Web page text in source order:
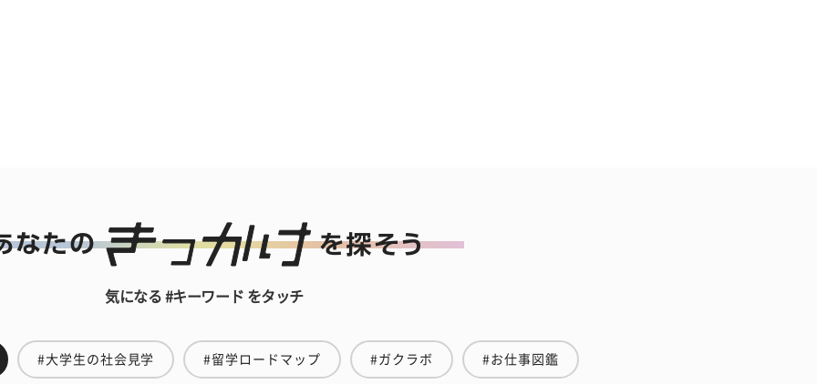
気になる #キーワード をタッチ
#大学生の社会見学 #留学ロードマップ #ガクラボ #お仕事図鑑